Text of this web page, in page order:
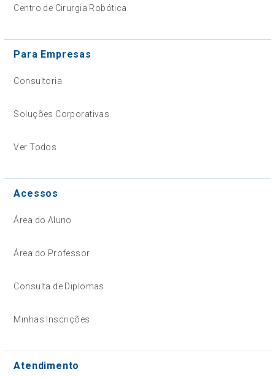
Centro de Cirurgia Robótica
Para Empresas
Consultoria
Soluções Corporativas
Ver Todos
Acessos
Área do Aluno
Área do Professor
Consulta de Diplomas
Minhas Inscrições
Atendimento